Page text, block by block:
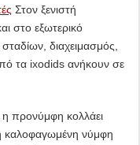
Στον ξενιστή
στο εξωτερικό
διαχειμασμός,
τα ixodids ανήκουν σε
προνύμφη κολλάει
καλοφαγωμένη νύμφη